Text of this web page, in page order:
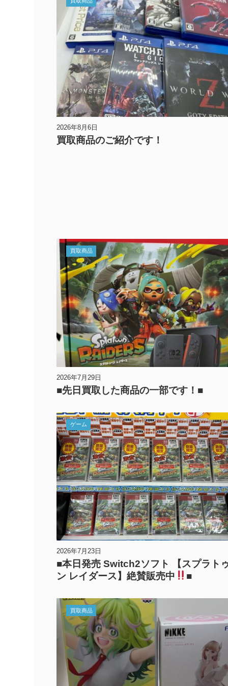
2026年8月6日
買取商品のご紹介です！
買取商品
2026年7月29日
■先日買取した商品の一部です！■
ゲーム
2026年7月23日
■本日発売 Switch2ソフト 【スプラト
ン レイダース】絶賛販売中
■
買取商品